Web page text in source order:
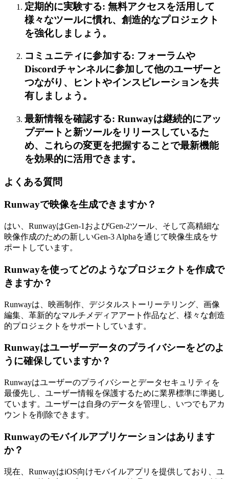
定期的に実験する: 無料アクセスを活用して
様々なツールに慣れ、創造的なプロジェクト
を強化しましょう。
コミュニティに参加する: フォーラムや
Discordチャンネルに参加して他のユーザーと
つながり、ヒントやインスピレーションを共
有しましょう。
最新情報を確認する: Runwayは継続的にアッ
プデートと新ツールをリリースしているた
め、これらの変更を把握することで最新機能
を効果的に活用できます。
よくある質問
Runwayで映像を生成できますか？
はい、RunwayはGen-1およびGen-2ツール、そして高精細な
映像作成のための新しいGen-3 Alphaを通じて映像生成をサ
ポートしています。
Runwayを使ってどのようなプロジェクトを作成で
きますか？
Runwayは、映画制作、デジタルストーリーテリング、画像
編集、革新的なマルチメディアアート作品など、様々な創造
的プロジェクトをサポートしています。
Runwayはユーザーデータのプライバシーをどのよ
うに確保していますか？
Runwayはユーザーのプライバシーとデータセキュリティを
最優先し、ユーザー情報を保護するために業界標準に準拠し
ています。ユーザーは自身のデータを管理し、いつでもアカ
ウントを削除できます。
Runwayのモバイルアプリケーションはあります
か？
現在、RunwayはiOS向けモバイルアプリを提供しており、ユ